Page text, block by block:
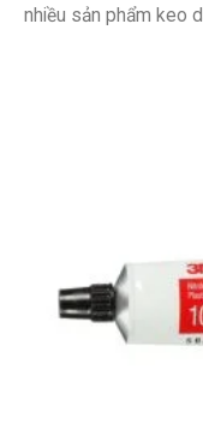
nhiều sản phẩm keo